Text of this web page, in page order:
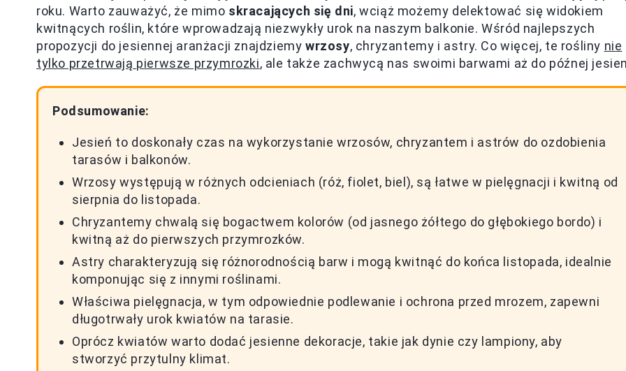
roku. Warto zauważyć, że mimo skracających się dni, wciąż możemy delektować się widokiem
kwitnących roślin, które wprowadzają niezwykły urok na naszym balkonie. Wśród najlepszych
propozycji do jesiennej aranżacji znajdziemywrzosy, chryzantemy i astry. Co więcej, te rośliny nie
tylko przetrwają pierwsze przymrozki, ale także zachwycą nas swoimi barwami aż do późnej
Podsumowanie:
Jesień to doskonały czas na wykorzystanie wrzosów, chryzantem i astrów do ozdobienia
tarasów i balkonów.
Wrzosy występują w różnych odcieniach (róż, fiolet, biel), są łatwe w pielęgnacji i kwitną od
sierpnia do listopada.
Chryzantemy chwalą się bogactwem kolorów (od jasnego żółtego do głębokiego bordo) i
kwitną aż do pierwszych przymrozków.
Astry charakteryzują się różnorodnością barw i mogą kwitnąć do końca listopada, idealnie
komponując się z innymi roślinami.
Właściwa pielęgnacja, w tym odpowiednie podlewanie i ochrona przed mrozem, zapewni
długotrwały urok kwiatów na tarasie.
Oprócz kwiatów warto dodać jesienne dekoracje, takie jak dynie czy lampiony, aby
stworzyć przytulny klimat.